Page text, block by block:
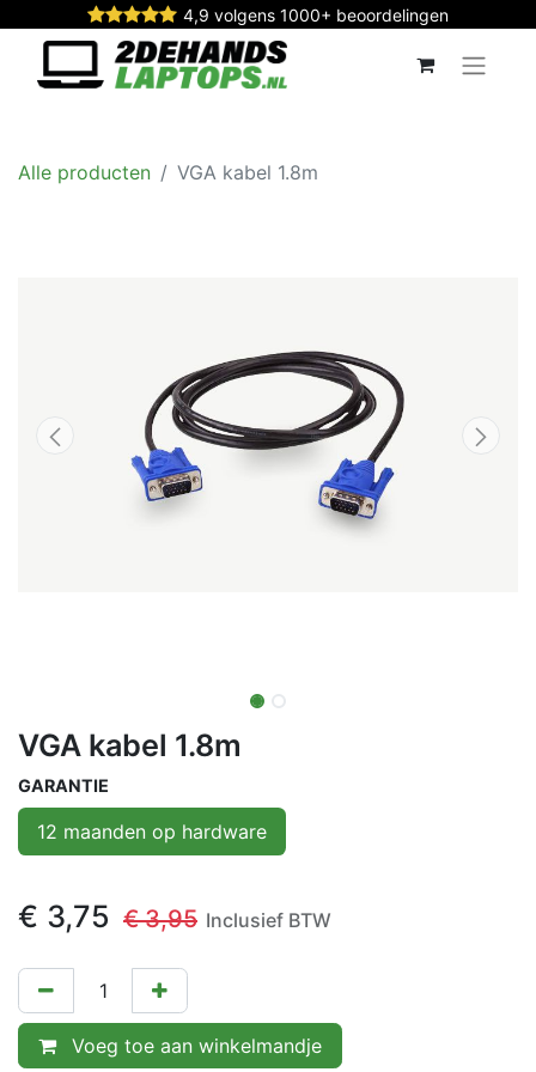
4,9 volgens 1000+ beoordelingen
Alle producten VGA kabel 1.8m
VGA kabel 1.8m
GARANTIE
12 maanden op hardware
€ 3,75 €3,95 Inclusief BTW
Voeg toe aan winkelmandje